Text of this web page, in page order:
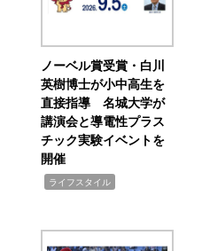
ノーベル賞受賞・白川
英樹博士が小中高生を
直接指導 名城大学が
講演会と導電性プラス
チック実験イベントを
開催
ライフスタイル